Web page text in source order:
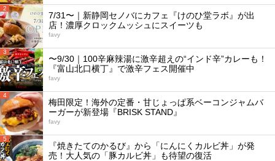
2
7/31〜｜新静岡セノバにカフェ『けのひ堂ラボ』が出
店！濃厚クロックムッシュにスイーツも
favy
3
〜9/30｜100辛麻辣湯に激辛超えの“インド辛”カレーも！
『富山北口横丁』で激辛フェス開催中
favy
4
梅田限定！海外の定番・甘じょっぱ系ベーコンジャムバ
ーガーが新登場『BRISK STAND』
favy
5
『焼きたてのかるび』から「にんにくカルビ丼」が発
売！大人気の「豚カルビ丼」も待望の復活